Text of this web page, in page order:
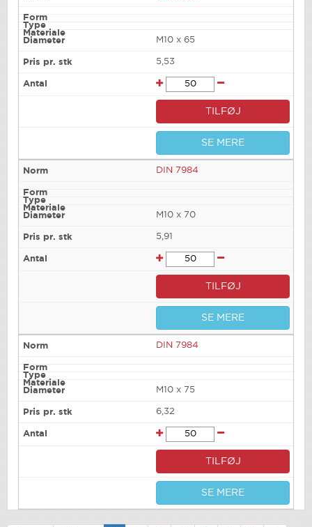
M10 x 65
5,53
TILFØJ
SE MERE
DIN 7984
M10 x 70
5,91
TILFØJ
SE MERE
DIN 7984
M10 x 75
6,32
TILFØJ
SE MERE